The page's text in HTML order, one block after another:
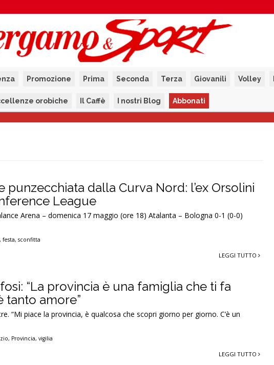
Promozione Prima Seconda Terza Giovanili Volley
orobiche Il Caffè I nostri Blog Abbonati
punzecchiata dalla Curva Nord: l’ex Orsolini
League
Arena – domenica 17 maggio (ore 18) Atalanta – Bologna 0-1 (0-0)
,festa,sconfitta
LEGGI TUTTO
“La provincia è una famiglia che ti fa
tanto amore”
“Mi piace la provincia, è qualcosa che scopri giorno per giorno. C’è un
, Provincia,vigilia
LEGGI TUTTO